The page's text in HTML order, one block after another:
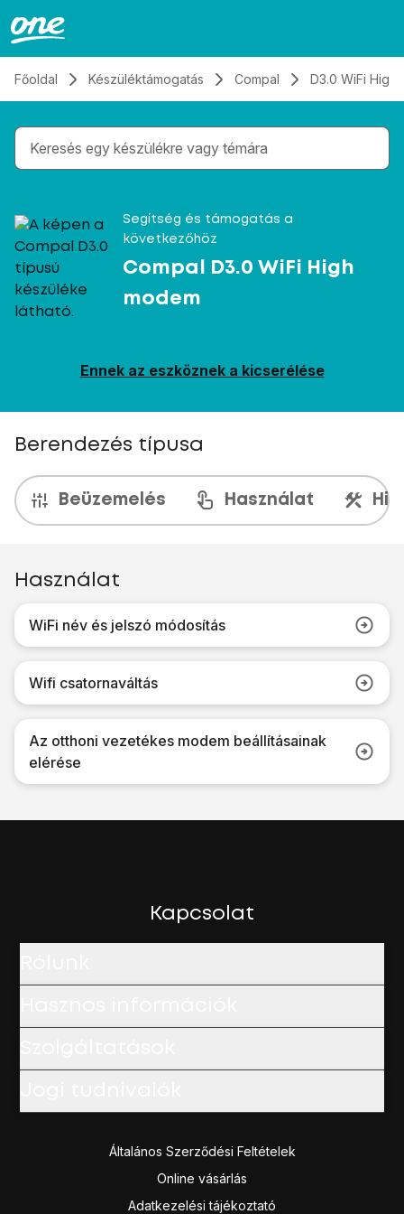
Főoldal Készüléktámogatás Compal D3.0 WiFi High
Gépelés közben megjelennek a keresési
Segítség és támogatás a
következőhöz
Compal D3.0 WiFi High
modem
Ennek az eszköznek a kicserélése
Berendezés típusa
Beüzemelés Használat
Használat
WiFi név és jelszó módosítás
Wifi csatornaváltás
Az otthoni vezetékes modem beállításainak
elérése
Kapcsolat
Általános Szerződési Feltételek
Online vásárlás
Adatkezelési tájékoztató